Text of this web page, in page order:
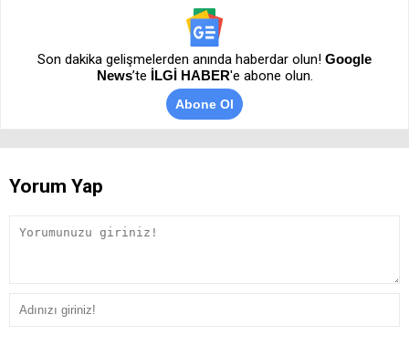
Son dakika gelişmelerden anında haberdar olun! Google
News’te İLGİ HABER'e abone olun.
Abone Ol
Yorum Yap